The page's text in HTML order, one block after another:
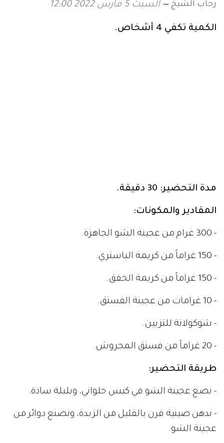
رحاب الشيخ السبت 5 مارس 2022 12:00
الكمية تكفي 4 أشخاص.
مدة التحضير: 30 دقيقة.
المقادير والمكونات:
- 300 غرام من عجينة الشو الجاهزة.
- 150 غراماً من كريمة الباستري.
- 150 غراماً من كريمة الخفق.
- 10 غرامات من عجينة الفستق.
- شوكولاتة للتزيين.
- 20 غراماً من فستق المجروش.
طريقة التحضير:
- نضع عجينة الشو في كيس حلواني، وبلبلة سادة.
- ندهن صينية فرن بالقليل من الزبدة، ونصنع دوائر من
عجينة الشو.